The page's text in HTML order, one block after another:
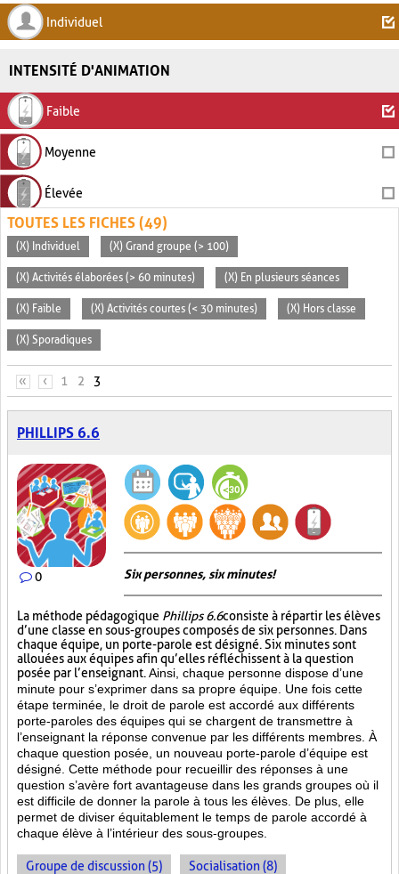
Individuel
INTENSITÉ D'ANIMATION
Faible
Moyenne
Élevée
TOUTES LES FICHES (49)
(X) Individuel (X) Grand groupe (> 100)
(X) Activités élaborées (> 60 minutes) (X) En plusieurs séances
(X) Faible (X) Activités courtes (< 30 minutes) (X) Hors classe
(X) Sporadiques
PAGES
« ‹ 1 2 3
PHILLIPS 6.6
0 Six personnes, six minutes!
La méthode pédagogique Phillips 6.6consiste à répartir les élèves
d’une classe en sous-groupes composés de six personnes. Dans
chaque équipe, un porte-parole est désigné. Six minutes sont
allouées aux équipes afin qu’elles réfléchissent à la question
posée par l’enseignant. Ainsi, chaque personne dispose d’une
minute pour s’exprimer dans sa propre équipe. Une fois cette
étape terminée, le droit de parole est accordé aux différents
porte-paroles des équipes qui se chargent de transmettre à
l’enseignant la réponse convenue par les différents membres. À
chaque question posée, un nouveau porte-parole d’équipe est
désigné. Cette méthode pour recueillir des réponses à une
question s’avère fort avantageuse dans les grands groupes où il
est difficile de donner la parole à tous les élèves. De plus, elle
permet de diviser équitablement le temps de parole accordé à
chaque élève à l’intérieur des sous-groupes.
Groupe de discussion (5) Socialisation (8)